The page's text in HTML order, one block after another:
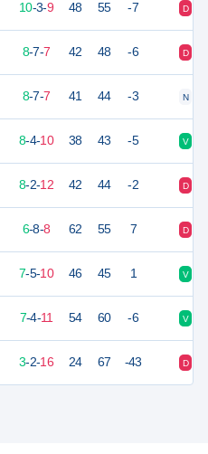
10-3-9 48 55 -7 D
8-7-7 42 48 -6 D
8-7-7 41 44 -3 N
8-4-10 38 43 -5 V
8-2-12 42 44 -2 D
6-8-8 62 55 7 D
7-5-10 46 45 1 V
7-4-11 54 60 -6 V
3-2-16 24 67 -43 D